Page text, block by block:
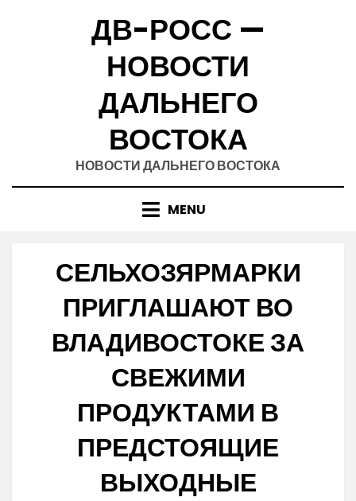
ДВ-РОСС —
НОВОСТИ
ДАЛЬНЕГО
ВОСТОКА
НОВОСТИ ДАЛЬНЕГО ВОСТОКА
MENU
СЕЛЬХОЗЯРМАРКИ
ПРИГЛАШАЮТ ВО
ВЛАДИВОСТОКЕ ЗА
СВЕЖИМИ
ПРОДУКТАМИ В
ПРЕДСТОЯЩИЕ
ВЫХОДНЫЕ